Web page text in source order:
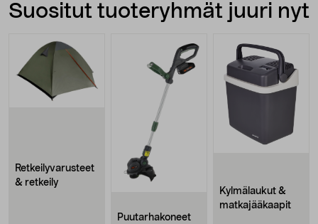
Suositut tuoteryhmät juuri nyt
Retkeilyvarusteet
& retkeily
Puutarhakoneet
Kylmälaukut &
matkajääkaapit